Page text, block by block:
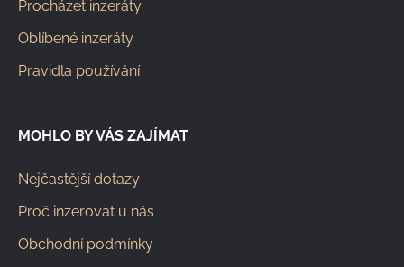
Procházet inzeráty
Oblíbené inzeráty
Pravidla používání
MOHLO BY VÁS ZAJÍMAT
Nejčastější dotazy
Proč inzerovat u nás
Obchodní podmínky